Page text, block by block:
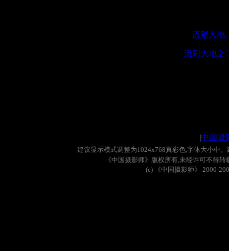
流彩大地
流彩大地之
|中国摄
建议显示模式调整为1024x768真彩色,字体大小中。
《中国摄影师》版权所有,未经许可不得转
(c)
《中国摄影师》 2000-200